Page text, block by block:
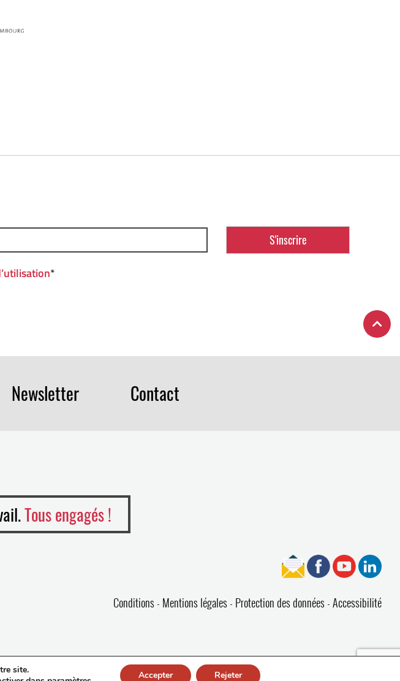
*
Newsletter Contact
Tous engagés !
Conditions Mentions légales Protection des données Accessibilité
site.
Accepter Rejeter